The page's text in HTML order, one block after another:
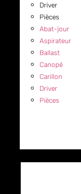
Driver
Pièces
Abat-jour
Aspirateur
Ballast
Canopé
Carillon
Driver
Pièces